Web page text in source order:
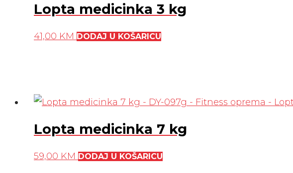
Lopta medicinka 3 kg
41,00 KM DODAJ U KOŠARICU
Lopta medicinka 7 kg
59,00 KM DODAJ U KOŠARICU